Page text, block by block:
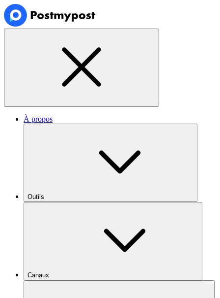
À propos
Outils
Canaux